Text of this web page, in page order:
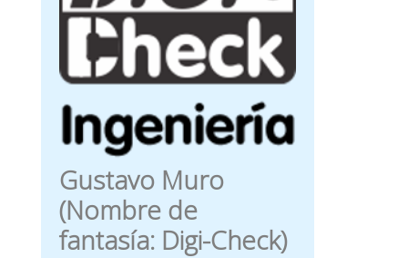
Gustavo Muro
(Nombre de
fantasía: Digi-Check)